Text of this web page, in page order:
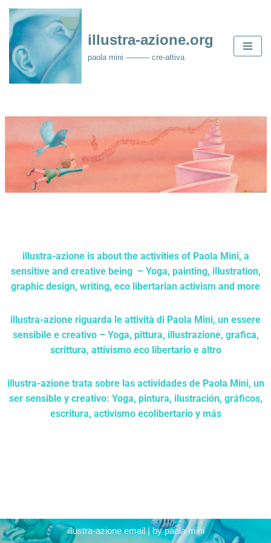
Skip
to
content
illustra-azione.org
paola mini ——— cre-attiva
illustra-azione is about the activities of Paola Mini, a
sensitive and creative being – Yoga, painting, illustration,
graphic design, writing, eco libertarian activism and more
illustra-azione riguarda le attività di Paola Mini, un essere
sensibile e creativo – Yoga, pittura, illustrazione, grafica,
scrittura, attivismo eco libertario e altro
illustra-azione trata sobre las actividades de Paola Mini, un
ser sensible y creativo: Yoga, pintura, ilustración, gráficos,
escritura, activismo ecolibertario y más
illustra-azione email| bypaola mini